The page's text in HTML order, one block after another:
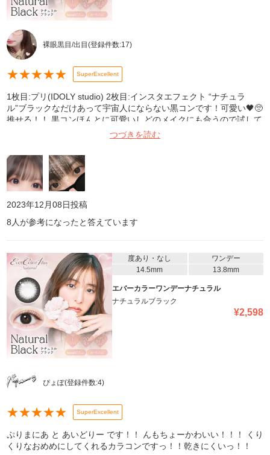
裸眼黒目/出目 (登録件数:17)
★★★★★ SuperExcellent
1枚目:プリ(IDOLY studio) 2枚目:インスタエフェクト “ナチュラ
ル”ブラックなだけあって宇宙人にならない黒コンです！可愛い🖤🥺
推せる！！ 黒コンほんとに可愛いしどのメイクにも合うので試して
つづきを読む
2023年12月08日投稿
8 人が参考になったと答えています
度あり・なし
ワンデー
14.5mm
13.8mm
エバーカラーワンデーナチュラル
ナチュラルブラック
¥2,598
ぴょぽ(登録件数:4)
★★★★★ SuperExcellent
ぷりまにあ と あいどりー です！！ んもちょーかわいい！！！ くり
くりなおめめにしてくれるカラコンですっ！！乾きにくいっ！！